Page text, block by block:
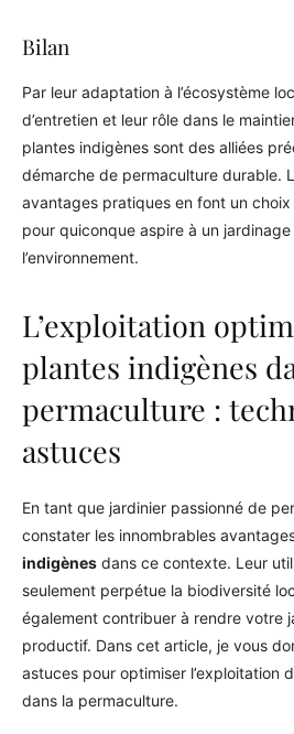
Bilan
Par leur adaptation à l’écosystème
d’entretien et leur rôle dans le
plantes indigènes sont des alliées
démarche de permaculture durable.
avantages pratiques en font un
pour quiconque aspire à un
l’environnement.
L’exploitation
plantes indigènes
permaculture :
astuces
En tant que jardinier passionné de
constater les innombrables
indigènes dans ce contexte. Leur
seulement perpétue la biodiversité
également contribuer à rendre votre
productif. Dans cet article, je vous
astuces pour optimiser l’exploitation
dans la permaculture.